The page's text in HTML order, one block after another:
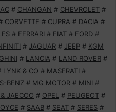
# CHANGAN # CHEVROLET #
CORVETTE # CUPRA # DACIA #
# FERRARI # FIAT # FORD #
# JAGUAR # JEEP # KGM
# LANCIA # LAND ROVER #
LYNK & CO # MASERATI #
BENZ # MG MOTOR # MINI #
JAECOO # OPEL # PEUGEOT #
# SAAB # SEAT # SERES #